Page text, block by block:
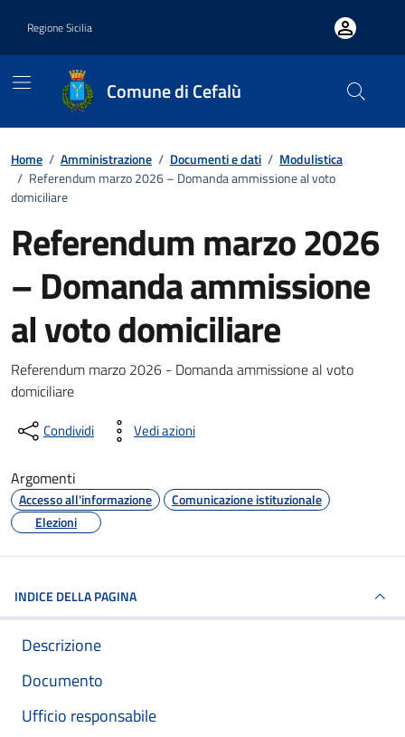
Regione Sicilia
Comune di Cefalù
Home / Amministrazione / Documenti e dati / Modulistica
/ Referendum marzo 2026 – Domanda ammissione al voto
domiciliare
Referendum marzo 2026
– Domanda ammissione
al voto domiciliare
Dettagli del documento
Referendum marzo 2026 - Domanda ammissione al voto
domiciliare
Condividi Vedi azioni
Argomenti
Accesso all'informazione
Comunicazione istituzionale
Elezioni
INDICE DELLA PAGINA
Descrizione
Documento
Ufficio responsabile